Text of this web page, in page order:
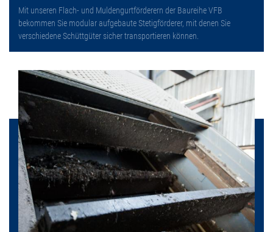
Mit unseren Flach- und Muldengurtförderern der Baureihe VFB
bekommen Sie modular aufgebaute Stetigförderer, mit denen Sie
verschiedene Schüttgüter sicher transportieren können.